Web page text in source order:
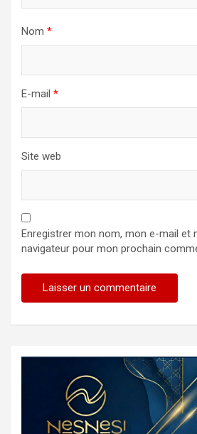
Nom *
E-mail *
Site web
Enregistrer mon nom, mon e-mail et
navigateur pour mon prochain